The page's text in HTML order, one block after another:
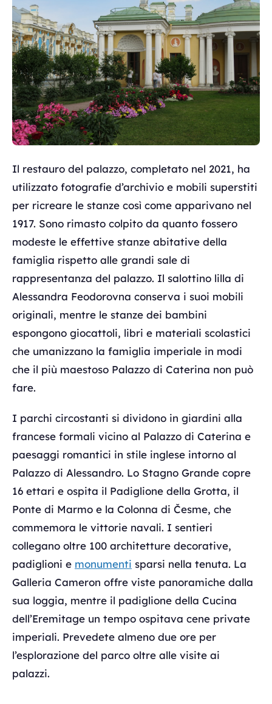
Il restauro del palazzo, completato nel 2021, ha
utilizzato fotografie d’archivio e mobili superstiti
per ricreare le stanze così come apparivano nel
1917. Sono rimasto colpito da quanto fossero
modeste le effettive stanze abitative della
famiglia rispetto alle grandi sale di
rappresentanza del palazzo. Il salottino lilla di
Alessandra Feodorovna conserva i suoi mobili
originali, mentre le stanze dei bambini
espongono giocattoli, libri e materiali scolastici
che umanizzano la famiglia imperiale in modi
che il più maestoso Palazzo di Caterina non può
fare.
I parchi circostanti si dividono in giardini alla
francese formali vicino al Palazzo di Caterina e
paesaggi romantici in stile inglese intorno al
Palazzo di Alessandro. Lo Stagno Grande copre
16 ettari e ospita il Padiglione della Grotta, il
Ponte di Marmo e la Colonna di Česme, che
commemora le vittorie navali. I sentieri
collegano oltre 100 architetture decorative,
padiglioni e monumenti sparsi nella tenuta. La
Galleria Cameron offre viste panoramiche dalla
sua loggia, mentre il padiglione della Cucina
dell’Eremitage un tempo ospitava cene private
imperiali. Prevedete almeno due ore per
l’esplorazione del parco oltre alle visite ai
palazzi.